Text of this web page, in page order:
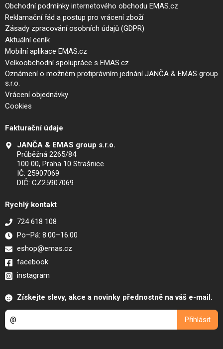
Obchodní podmínky internetového obchodu EMAS.cz
Reklamační řád a postup pro vrácení zboží
Zásady zpracování osobních údajů (GDPR)
Aktuální ceník
Mobilní aplikace EMAS.cz
Velkoobchodní spolupráce s EMAS.cz
Oznámení o možném protiprávním jednání JANČA & EMAS group
s.r.o.
Vrácení objednávky
Cookies
Fakturační údaje
JANČA & EMAS group s.r.o.
Průběžná 2265/84
100 00, Praha 10 Strašnice
IČ: 25907069
DIČ: CZ25907069
Rychlý kontakt
724 618 108
Po–Pá: 8.00–16.00
eshop@emas.cz
facebook
instagram
Získejte slevy, akce a novinky přednostně na váš e-mail.